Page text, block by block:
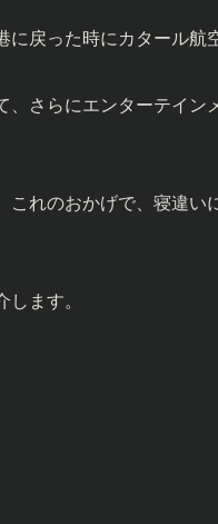
戻った時にカタール航
さらにエンターテイン
れのおかげで、寝違い
ます。